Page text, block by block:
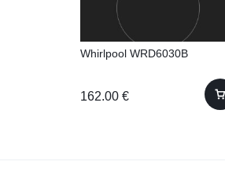
Whirlpool WRD6030B
162.00 €